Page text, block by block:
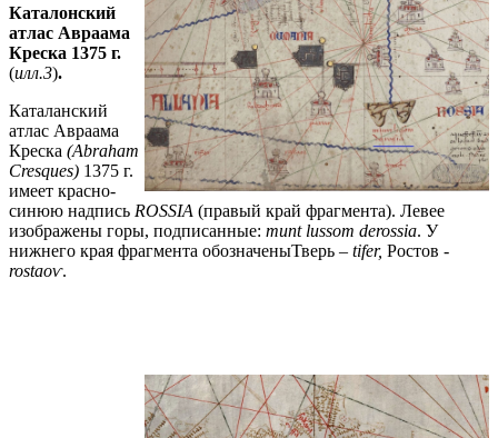
Каталонский
атлас Авраама
Креска 1375 г.
(илл.3).
Каталанский
атлас Авраама
Креска (Abraham
Cresques) 1375 г.
имеет красно-
синюю надпись ROSSIA (правый край фрагмента). Левее
изображены горы, подписанные: munt lussom derossia. У
нижнего края фрагмента обозначеныТверь – tifer, Ростов -
rostaoⱱ.